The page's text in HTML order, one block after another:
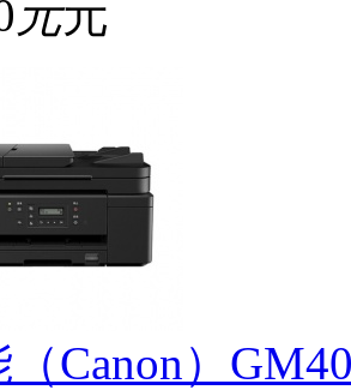
元元
Canon）